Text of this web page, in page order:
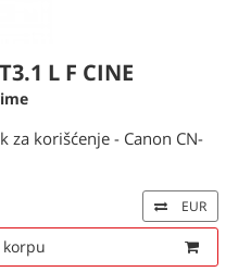
L F CINE
za korišćenje - Canon CN-
EUR